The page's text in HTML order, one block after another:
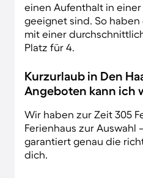
einen Aufenthalt in
geeignet sind. So
mit einer
Platz für 4.
Kurzurlaub in Den
Angeboten kann ich
Wir haben zur Zeit 305
Ferienhaus zur Auswahl
garantiert genau die
dich.